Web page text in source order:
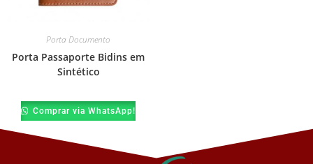
Porta Documento
Porta Passaporte Bidins em
Sintético
Comprar via WhatsApp!